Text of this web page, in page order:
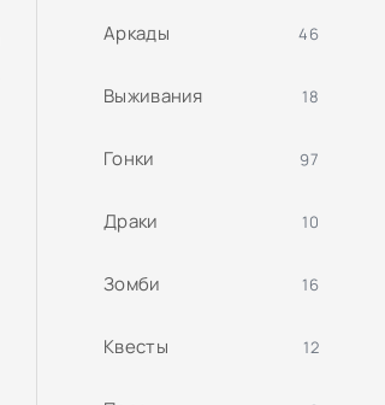
Аркады 46
Выживания 18
Гонки 97
Драки 10
Зомби 16
Квесты 12